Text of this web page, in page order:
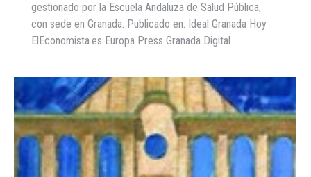
gestionado por la Escuela Andaluza de Salud Pública,
con sede en Granada. Publicado en: Ideal Granada Hoy
ElEconomista.es Europa Press Granada Digital